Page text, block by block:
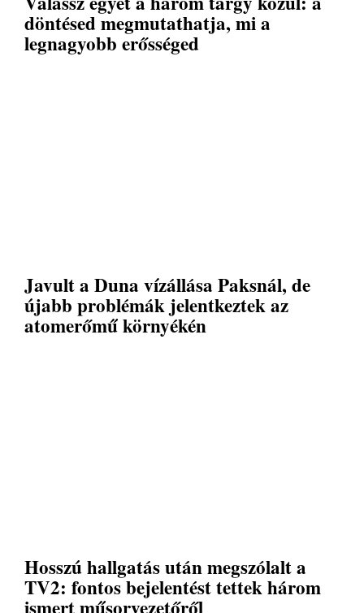
döntésed megmutathatja, mi a
legnagyobb erősséged
Javult a Duna vízállása Paksnál, de
újabb problémák jelentkeztek az
atomerőmű környékén
Hosszú hallgatás után megszólalt a
TV2: fontos bejelentést tettek három
ismert műsorvezetőről